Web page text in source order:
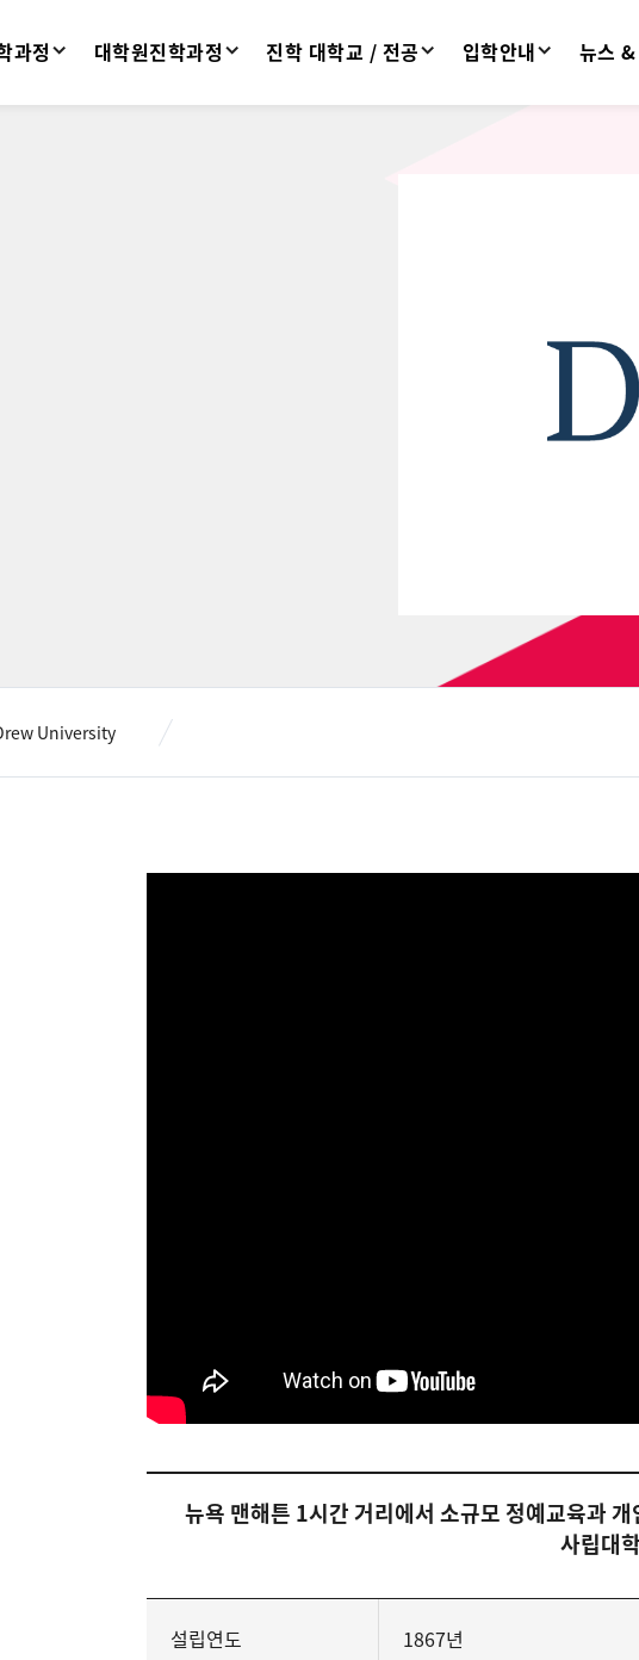
과정 대학원진학과정 진학 대학교 / 전공 입학안내 뉴스
University
뉴욕 맨해튼 1시간 거리에서 소규모 정예교육과
사립대
설립연도 1867년